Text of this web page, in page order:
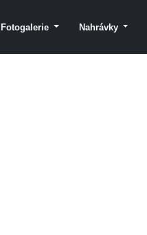
Fotogalerie Nahrávky